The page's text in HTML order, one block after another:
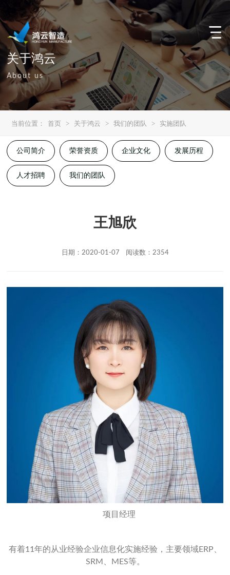
关于鸿云
About us
当前位置： 首页 > 关于鸿云 > 我们的团队 > 实施团队
公司简介 荣誉资质 企业文化 发展历程
人才招聘 我们的团队
王旭欣
日期：2020-01-07 阅读数：2354
项目经理
有着11年的从业经验企业信息化实施经验，主要领域ERP、
SRM、MES等。